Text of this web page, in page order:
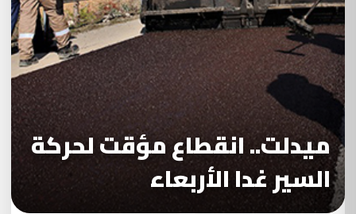
ميدلت.. انقطاع مؤقت لحركة
السير غدا الأربعاء